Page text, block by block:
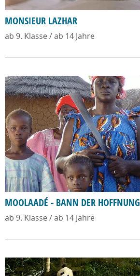
MONSIEUR LAZHAR
ab 9. Klasse / ab 14 Jahre
MOOLAADÉ - BANN DER HOFFNUNG
ab 9. Klasse / ab 14 Jahre